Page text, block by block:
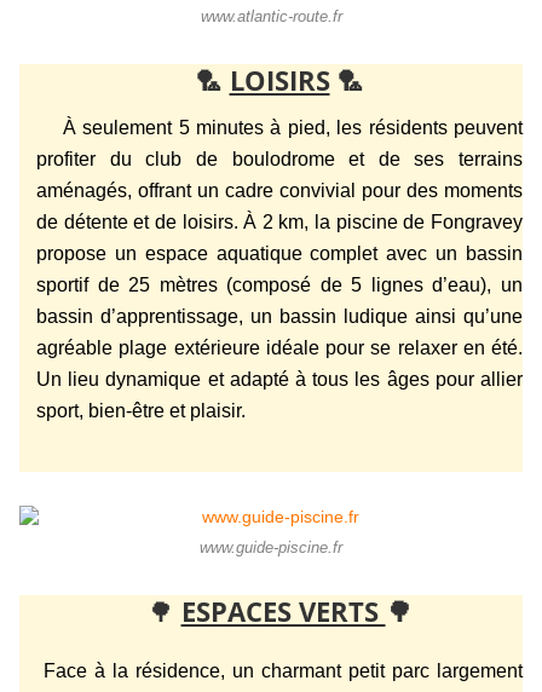
www.atlantic-route.fr
🏸 LOISIRS🏸
À seulement 5 minutes à pied, les résidents peuvent
profiter du club de boulodrome et de ses terrains
aménagés, offrant un cadre convivial pour des moments
de détente et de loisirs. À 2 km, la piscine de Fongravey
propose un espace aquatique complet avec un bassin
sportif de 25 mètres (composé de 5 lignes d’eau), un
bassin d’apprentissage, un bassin ludique ainsi qu’une
agréable plage extérieure idéale pour se relaxer en été.
Un lieu dynamique et adapté à tous les âges pour allier
sport, bien-être et plaisir.
www.guide-piscine.fr
🌳 ESPACES VERTS 🌳
Face à la résidence, un charmant petit parc largement